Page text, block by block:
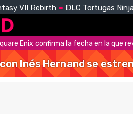
VII Rebirth DLC Tortugas Ninja
Enix confirma la fecha en la que
Inés Hernand se